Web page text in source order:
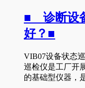
■ 诊断设
好？■
VIB07设备状态
巡检仪是工厂开
的基础型仪器，